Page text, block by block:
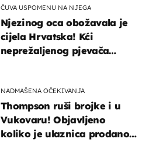
ČUVA USPOMENU NA NJEGA
Njezinog oca obožavala je
cijela Hrvatska! Kći
neprežaljenog pjevača
NADMAŠENA OČEKIVANJA
Thompson ruši brojke i u
Vukovaru! Objavljeno
koliko je ulaznica prodano